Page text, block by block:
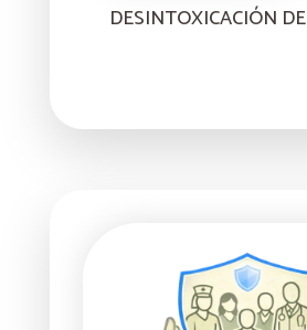
DESINTOXICACIÓN